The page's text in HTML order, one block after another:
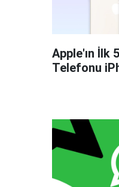
Apple'ın İlk
Telefonu